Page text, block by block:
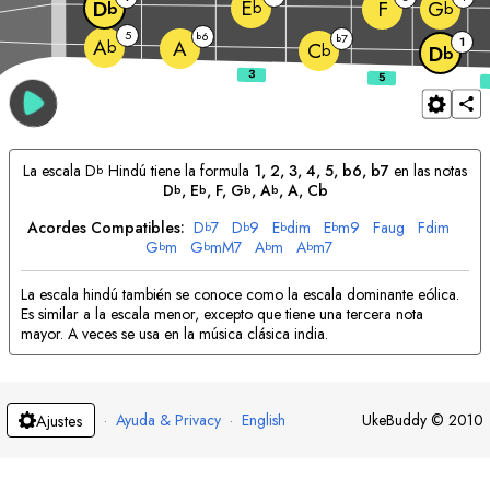
Ab 5 A b6
Cb
b7
Db 1
Db Eb F Gb
La escalaDb Hindú tiene la formula 1, 2, 3, 4, 5, b6, b7en las notas
Db, Eb, F, Gb, Ab, A, Cb
Acordes Compatibles: Db7 Db9 Ebdim Ebm9 Faug Fdim
Gbm GbmM7 Abm Abm7
La escala hindú también se conoce como la escala dominante eólica.
Es similar a la escala menor, excepto que tiene una tercera nota
mayor. A veces se usa en la música clásica india.
Ajustes · Ayuda & Privacy · English UkeBuddy © 2010